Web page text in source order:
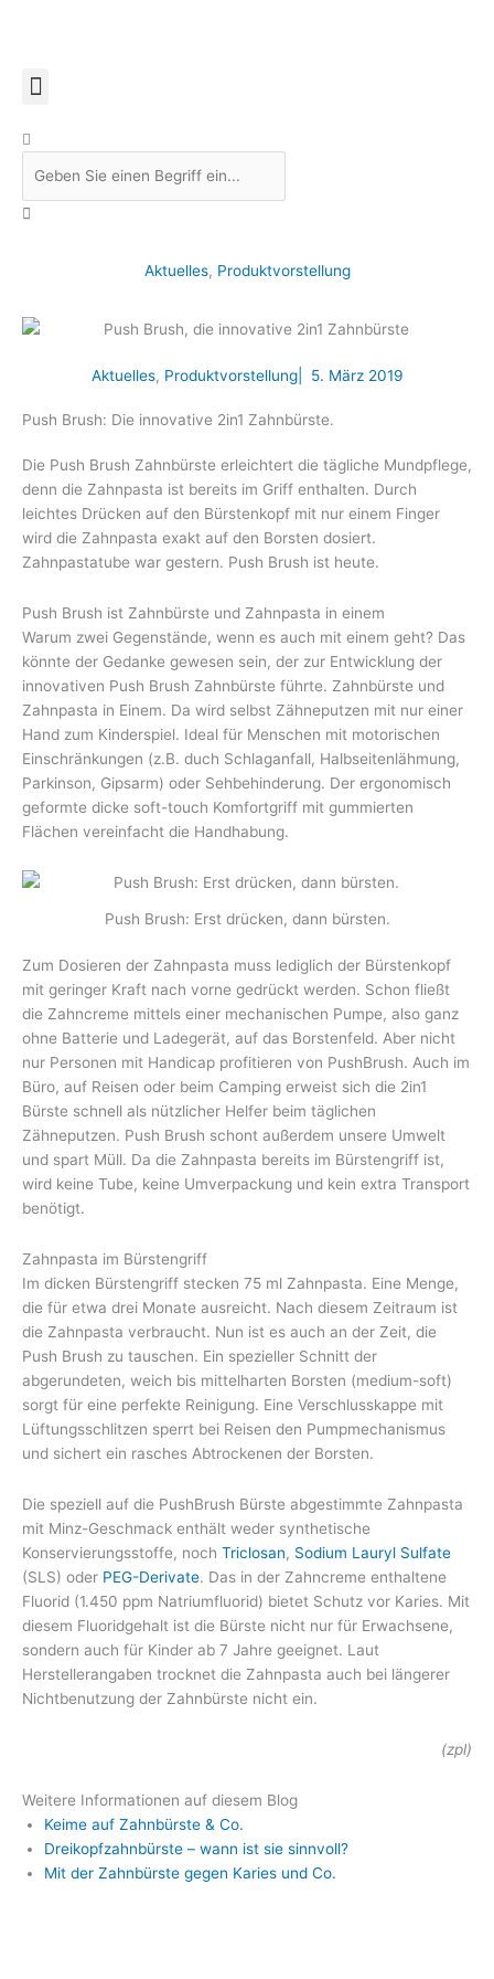
Suche
Aktuelles, Produktvorstellung
Aktuelles, Produktvorstellung| 5. März 2019
Push Brush: Die innovative 2in1 Zahnbürste.
Die Push Brush Zahnbürste erleichtert die tägliche Mundpflege,
denn die Zahnpasta ist bereits im Griff enthalten. Durch
leichtes Drücken auf den Bürstenkopf mit nur einem Finger
wird die Zahnpasta exakt auf den Borsten dosiert.
Zahnpastatube war gestern. Push Brush ist heute.
Push Brush ist Zahnbürste und Zahnpasta in einem
Warum zwei Gegenstände, wenn es auch mit einem geht? Das
könnte der Gedanke gewesen sein, der zur Entwicklung der
innovativen Push Brush Zahnbürste führte. Zahnbürste und
Zahnpasta in Einem. Da wird selbst Zähneputzen mit nur einer
Hand zum Kinderspiel. Ideal für Menschen mit motorischen
Einschränkungen (z.B. duch Schlaganfall, Halbseitenlähmung,
Parkinson, Gipsarm) oder Sehbehinderung. Der ergonomisch
geformte dicke soft-touch Komfortgriff mit gummierten
Flächen vereinfacht die Handhabung.
Push Brush: Erst drücken, dann bürsten.
Zum Dosieren der Zahnpasta muss lediglich der Bürstenkopf
mit geringer Kraft nach vorne gedrückt werden. Schon fließt
die Zahncreme mittels einer mechanischen Pumpe, also ganz
ohne Batterie und Ladegerät, auf das Borstenfeld. Aber nicht
nur Personen mit Handicap profitieren von PushBrush. Auch im
Büro, auf Reisen oder beim Camping erweist sich die 2in1
Bürste schnell als nützlicher Helfer beim täglichen
Zähneputzen. Push Brush schont außerdem unsere Umwelt
und spart Müll. Da die Zahnpasta bereits im Bürstengriff ist,
wird keine Tube, keine Umverpackung und kein extra Transport
benötigt.
Zahnpasta im Bürstengriff
Im dicken Bürstengriff stecken 75 ml Zahnpasta. Eine Menge,
die für etwa drei Monate ausreicht. Nach diesem Zeitraum ist
die Zahnpasta verbraucht. Nun ist es auch an der Zeit, die
Push Brush zu tauschen. Ein spezieller Schnitt der
abgerundeten, weich bis mittelharten Borsten (medium-soft)
sorgt für eine perfekte Reinigung. Eine Verschlusskappe mit
Lüftungsschlitzen sperrt bei Reisen den Pumpmechanismus
und sichert ein rasches Abtrockenen der Borsten.
Die speziell auf die PushBrush Bürste abgestimmte Zahnpasta
mit Minz-Geschmack enthält weder synthetische
Konservierungsstoffe, noch Triclosan, Sodium Lauryl Sulfate
(SLS) oder PEG-Derivate. Das in der Zahncreme enthaltene
Fluorid (1.450 ppm Natriumfluorid) bietet Schutz vor Karies. Mit
diesem Fluoridgehalt ist die Bürste nicht nur für Erwachsene,
sondern auch für Kinder ab 7 Jahre geeignet. Laut
Herstellerangaben trocknet die Zahnpasta auch bei längerer
Nichtbenutzung der Zahnbürste nicht ein.
(zpl)
Weitere Informationen auf diesem Blog
Keime auf Zahnbürste & Co.
Dreikopfzahnbürste – wann ist sie sinnvoll?
Mit der Zahnbürste gegen Karies und Co.